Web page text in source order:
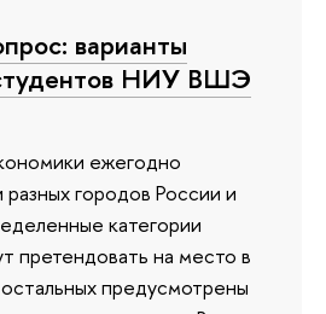
варианты
НИУ ВШЭ
ежегодно
городов России и
категории
претендовать на место в
предусмотрены